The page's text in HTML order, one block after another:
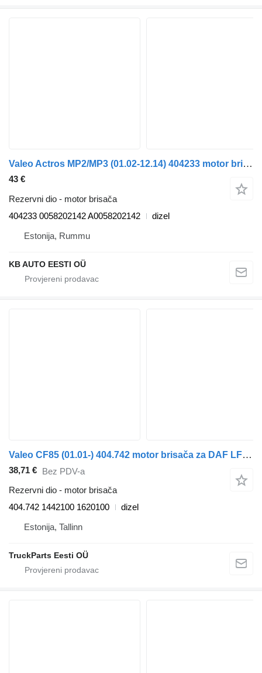
Valeo Actros MP2/MP3 (01.02-12.14) 404233 motor brisača za Mercedes-Benz Actros, Axor MP1, MP2, MP3 (1996-2014) kamiona
43 €
Rezervni dio - motor brisača
404233 0058202142 A0058202142
dizel
Estonija, Rummu
KB AUTO EESTI OÜ
Valeo CF85 (01.01-) 404.742 motor brisača za DAF LF45, LF55, LF180, CF65, CF75, CF85 (2001-) tegljača
38,71 € Bez PDV-a
Rezervni dio - motor brisača
404.742 1442100 1620100
dizel
Estonija, Tallinn
TruckParts Eesti OÜ